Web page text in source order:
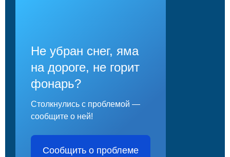
Не убран снег, яма
на дороге, не горит
фонарь?
Столкнулись с проблемой —
сообщите о ней!
Сообщить о проблеме